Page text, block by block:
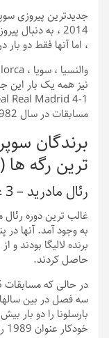
جدیدترین پیروزی
، اما آنها فقط دو
مسابقات در سال 1982.
برندگان
ترین رگه ها (3+ در یک ردیف)
رئال مادرید – 3 عنوان در ردیف (1988 تا 1990)
برنده لالیگا بودند و
حاصل کردند.
بارسلونا را دو بار
خودکار عنوان 1989 را به دست آوردند که فصل قبل را انجام داد.